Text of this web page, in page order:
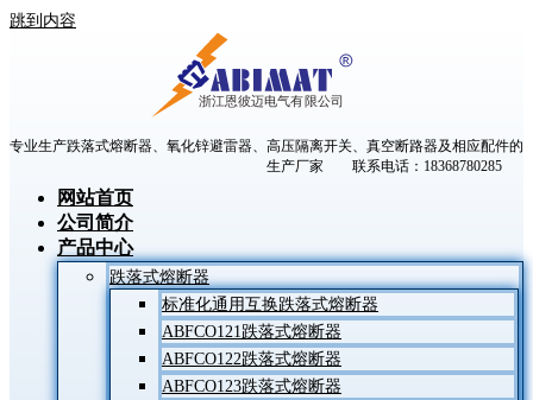
跳到内容
专业生产跌落式熔断器、氧化锌避雷器、高压隔离开关、真空断路器及相应配件的
生产厂家 联系电话：18368780285
网站首页
公司简介
产品中心
跌落式熔断器
标准化通用互换跌落式熔断器
ABFCO121跌落式熔断器
ABFCO122跌落式熔断器
ABFCO123跌落式熔断器